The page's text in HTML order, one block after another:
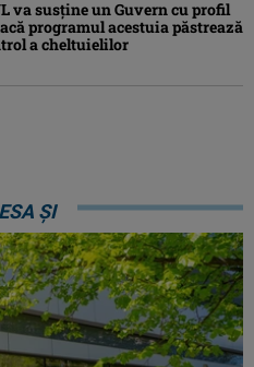
va susţine un Guvern cu profil
programul acestuia păstrează
a cheltuielilor
ȘI